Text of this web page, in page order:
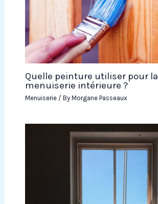
Quelle peinture utiliser pour la
menuiserie intérieure ?
Menuiserie/ By Morgane Passeaux